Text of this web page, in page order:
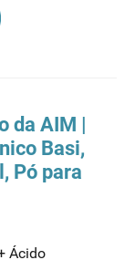
da AIM |
Basi,
Pó para
Ácido